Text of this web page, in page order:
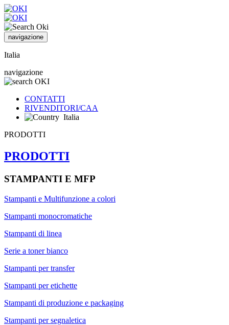
navigazione
Italia
navigazione
CONTATTI
RIVENDITORI/CAA
Italia
PRODOTTI
PRODOTTI
STAMPANTI E MFP
Stampanti e Multifunzione a colori
Stampanti monocromatiche
Stampanti di linea
Serie a toner bianco
Stampanti per transfer
Stampanti per etichette
Stampanti di produzione e packaging
Stampanti per segnaletica